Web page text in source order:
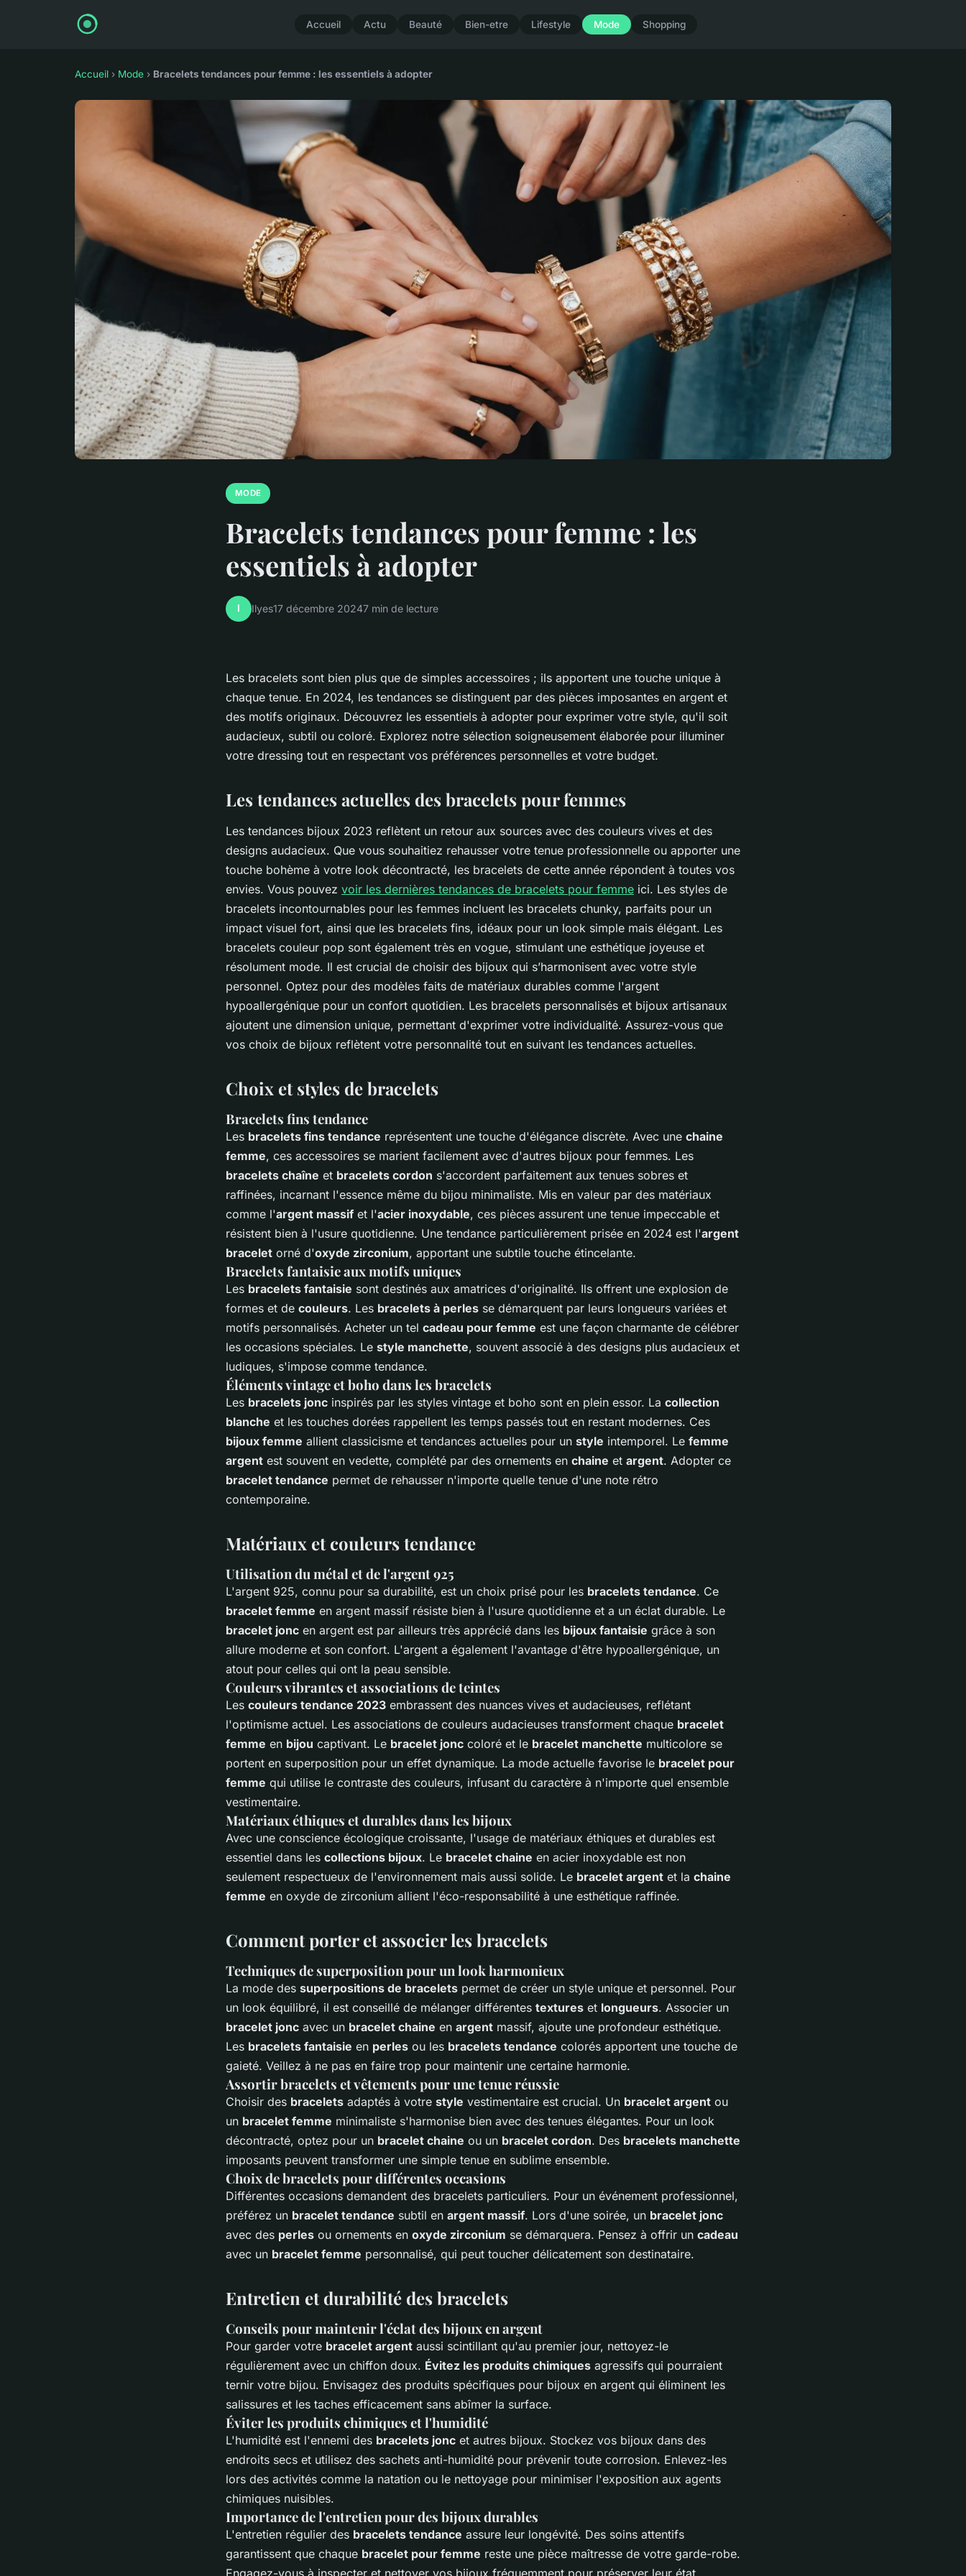
Accueil Actu Beauté Bien-etre Lifestyle Mode Shopping
Accueil › Mode › Bracelets tendances pour femme : les essentiels à adopter
MODE
Bracelets tendances pour femme : les
essentiels à adopter
I Ilyes17 décembre 20247 min de lecture
Les bracelets sont bien plus que de simples accessoires ; ils apportent une touche unique à
chaque tenue. En 2024, les tendances se distinguent par des pièces imposantes en argent et
des motifs originaux. Découvrez les essentiels à adopter pour exprimer votre style, qu'il soit
audacieux, subtil ou coloré. Explorez notre sélection soigneusement élaborée pour illuminer
votre dressing tout en respectant vos préférences personnelles et votre budget.
Les tendances actuelles des bracelets pour femmes
Les tendances bijoux 2023 reflètent un retour aux sources avec des couleurs vives et des
designs audacieux. Que vous souhaitiez rehausser votre tenue professionnelle ou apporter une
touche bohème à votre look décontracté, les bracelets de cette année répondent à toutes vos
envies. Vous pouvez voir les dernières tendances de bracelets pour femme ici. Les styles de
bracelets incontournables pour les femmes incluent les bracelets chunky, parfaits pour un
impact visuel fort, ainsi que les bracelets fins, idéaux pour un look simple mais élégant. Les
bracelets couleur pop sont également très en vogue, stimulant une esthétique joyeuse et
résolument mode. Il est crucial de choisir des bijoux qui s’harmonisent avec votre style
personnel. Optez pour des modèles faits de matériaux durables comme l'argent
hypoallergénique pour un confort quotidien. Les bracelets personnalisés et bijoux artisanaux
ajoutent une dimension unique, permettant d'exprimer votre individualité. Assurez-vous que
vos choix de bijoux reflètent votre personnalité tout en suivant les tendances actuelles.
Choix et styles de bracelets
Bracelets fins tendance
Les bracelets fins tendance représentent une touche d'élégance discrète. Avec une chaine
femme, ces accessoires se marient facilement avec d'autres bijoux pour femmes. Les
bracelets chaîne et bracelets cordon s'accordent parfaitement aux tenues sobres et
raffinées, incarnant l'essence même du bijou minimaliste. Mis en valeur par des matériaux
comme l'argent massif et l'acier inoxydable, ces pièces assurent une tenue impeccable et
résistent bien à l'usure quotidienne. Une tendance particulièrement prisée en 2024 est l'argent
bracelet orné d'oxyde zirconium, apportant une subtile touche étincelante.
Bracelets fantaisie aux motifs uniques
Les bracelets fantaisie sont destinés aux amatrices d'originalité. Ils offrent une explosion de
formes et de couleurs. Les bracelets à perles se démarquent par leurs longueurs variées et
motifs personnalisés. Acheter un tel cadeau pour femme est une façon charmante de célébrer
les occasions spéciales. Le style manchette, souvent associé à des designs plus audacieux et
ludiques, s'impose comme tendance.
Éléments vintage et boho dans les bracelets
Les bracelets jonc inspirés par les styles vintage et boho sont en plein essor. La collection
blanche et les touches dorées rappellent les temps passés tout en restant modernes. Ces
bijoux femme allient classicisme et tendances actuelles pour un style intemporel. Le femme
argent est souvent en vedette, complété par des ornements en chaine et argent. Adopter ce
bracelet tendance permet de rehausser n'importe quelle tenue d'une note rétro
contemporaine.
Matériaux et couleurs tendance
Utilisation du métal et de l'argent 925
L'argent 925, connu pour sa durabilité, est un choix prisé pour les bracelets tendance. Ce
bracelet femme en argent massif résiste bien à l'usure quotidienne et a un éclat durable. Le
bracelet jonc en argent est par ailleurs très apprécié dans les bijoux fantaisie grâce à son
allure moderne et son confort. L'argent a également l'avantage d'être hypoallergénique, un
atout pour celles qui ont la peau sensible.
Couleurs vibrantes et associations de teintes
Les couleurs tendance 2023 embrassent des nuances vives et audacieuses, reflétant
l'optimisme actuel. Les associations de couleurs audacieuses transforment chaque bracelet
femme en bijou captivant. Le bracelet jonc coloré et le bracelet manchette multicolore se
portent en superposition pour un effet dynamique. La mode actuelle favorise le bracelet pour
femme qui utilise le contraste des couleurs, infusant du caractère à n'importe quel ensemble
vestimentaire.
Matériaux éthiques et durables dans les bijoux
Avec une conscience écologique croissante, l'usage de matériaux éthiques et durables est
essentiel dans les collections bijoux. Le bracelet chaine en acier inoxydable est non
seulement respectueux de l'environnement mais aussi solide. Le bracelet argent et la chaine
femme en oxyde de zirconium allient l'éco-responsabilité à une esthétique raffinée.
Comment porter et associer les bracelets
Techniques de superposition pour un look harmonieux
La mode des superpositions de bracelets permet de créer un style unique et personnel. Pour
un look équilibré, il est conseillé de mélanger différentes textures et longueurs. Associer un
bracelet jonc avec un bracelet chaine en argent massif, ajoute une profondeur esthétique.
Les bracelets fantaisie en perles ou les bracelets tendance colorés apportent une touche de
gaieté. Veillez à ne pas en faire trop pour maintenir une certaine harmonie.
Assortir bracelets et vêtements pour une tenue réussie
Choisir des bracelets adaptés à votre style vestimentaire est crucial. Un bracelet argent ou
un bracelet femme minimaliste s'harmonise bien avec des tenues élégantes. Pour un look
décontracté, optez pour un bracelet chaine ou un bracelet cordon. Des bracelets manchette
imposants peuvent transformer une simple tenue en sublime ensemble.
Choix de bracelets pour différentes occasions
Différentes occasions demandent des bracelets particuliers. Pour un événement professionnel,
préférez un bracelet tendance subtil en argent massif. Lors d'une soirée, un bracelet jonc
avec des perles ou ornements en oxyde zirconium se démarquera. Pensez à offrir un cadeau
avec un bracelet femme personnalisé, qui peut toucher délicatement son destinataire.
Entretien et durabilité des bracelets
Conseils pour maintenir l'éclat des bijoux en argent
Pour garder votre bracelet argent aussi scintillant qu'au premier jour, nettoyez-le
régulièrement avec un chiffon doux. Évitez les produits chimiques agressifs qui pourraient
ternir votre bijou. Envisagez des produits spécifiques pour bijoux en argent qui éliminent les
salissures et les taches efficacement sans abîmer la surface.
Éviter les produits chimiques et l'humidité
L'humidité est l'ennemi des bracelets jonc et autres bijoux. Stockez vos bijoux dans des
endroits secs et utilisez des sachets anti-humidité pour prévenir toute corrosion. Enlevez-les
lors des activités comme la natation ou le nettoyage pour minimiser l'exposition aux agents
chimiques nuisibles.
Importance de l'entretien pour des bijoux durables
L'entretien régulier des bracelets tendance assure leur longévité. Des soins attentifs
garantissent que chaque bracelet pour femme reste une pièce maîtresse de votre garde-robe.
Engagez-vous à inspecter et nettoyer vos bijoux fréquemment pour préserver leur état